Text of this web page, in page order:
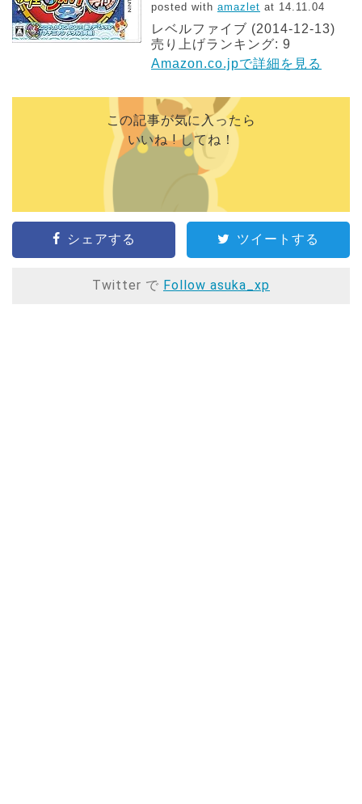
posted with amazlet at 14.11.04
レベルファイブ (2014-12-13)
売り上げランキング: 9
Amazon.co.jpで詳細を見る
この記事が気に入ったら
いいね ! してね！
シェアする ツイートする
Twitter で Follow asuka_xp